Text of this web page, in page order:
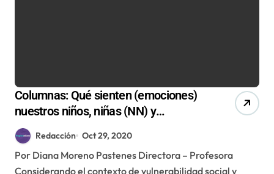
Columnas: Qué sienten (emociones)
nuestros niños, niñas (NN) y
preadolescentes sobre el movimiento
socialRedacción Oct 29, 2020
Por Diana Moreno Pastenes Directora – Profesora
Considerando el contexto de vulnerabilidad social y